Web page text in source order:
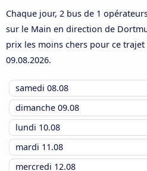
Chaque jour, 2 bus de 1
sur le Main en direction de
prix les moins chers pour ce
09.08.2026.
samedi 08.08
dimanche 09.08
lundi 10.08
mardi 11.08
mercredi 12.08